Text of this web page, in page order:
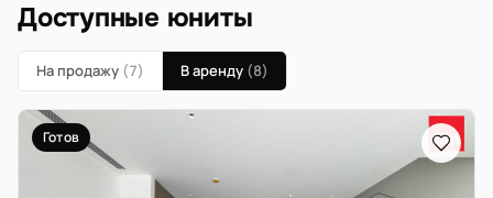
Доступные юниты
На продажу (7) В аренду (8)
Готов